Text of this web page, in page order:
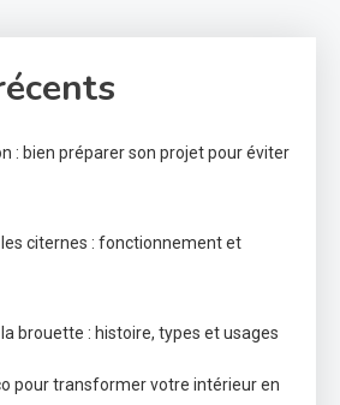
: bien préparer son projet pour éviter
citernes : fonctionnement et
brouette : histoire, types et usages
pour transformer votre intérieur en